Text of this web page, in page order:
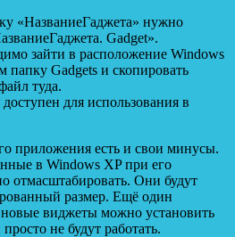
«НазваниеГаджета» нужно
Gadget».
зайти в расположение Windows
папку Gadgets и скопировать
туда.
для использования в
приложения есть и свои минусы.
в Windows XP при его
отмасштабировать. Они будут
размер. Ещё один
новые виджеты можно установить
не будут работать.